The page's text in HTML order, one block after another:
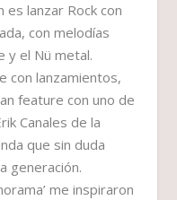
es lanzar Rock con
con melodías
y el Nü metal.
con lanzamientos,
feature con uno de
Canales de la
que sin duda
generación.
me inspiraron